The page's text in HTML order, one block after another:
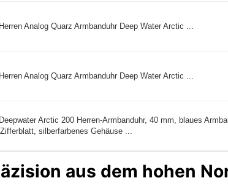
Analog Quarz Armbanduhr Deep Water Arctic ...
Analog Quarz Armbanduhr Deep Water Arctic ...
Arctic 200 Herren-Armbanduhr, 40 mm, blaues
silberfarbenes Gehäuse ...
aus dem hohen